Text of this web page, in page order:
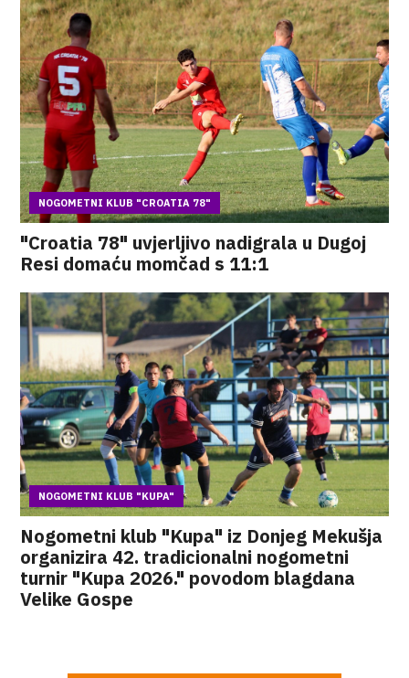
NOGOMETNI KLUB "CROATIA 78"
"Croatia 78" uvjerljivo nadigrala u Dugoj
Resi domaću momčad s 11:1
NOGOMETNI KLUB "KUPA"
Nogometni klub "Kupa" iz Donjeg Mekušja
organizira 42. tradicionalni nogometni
turnir "Kupa 2026." povodom blagdana
Velike Gospe